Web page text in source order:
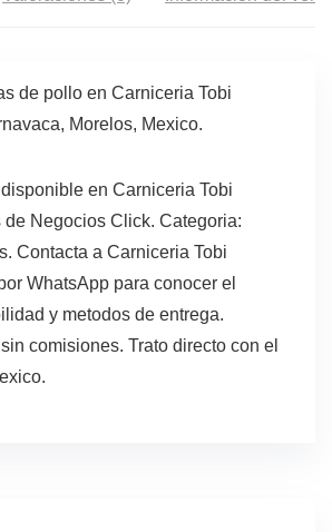
de pollo en Carniceria Tobi
Morelos, Mexico.
en Carniceria Tobi
de Negocios Click. Categoria:
Contacta a Carniceria Tobi
WhatsApp para conocer el
y metodos de entrega.
comisiones. Trato directo con el